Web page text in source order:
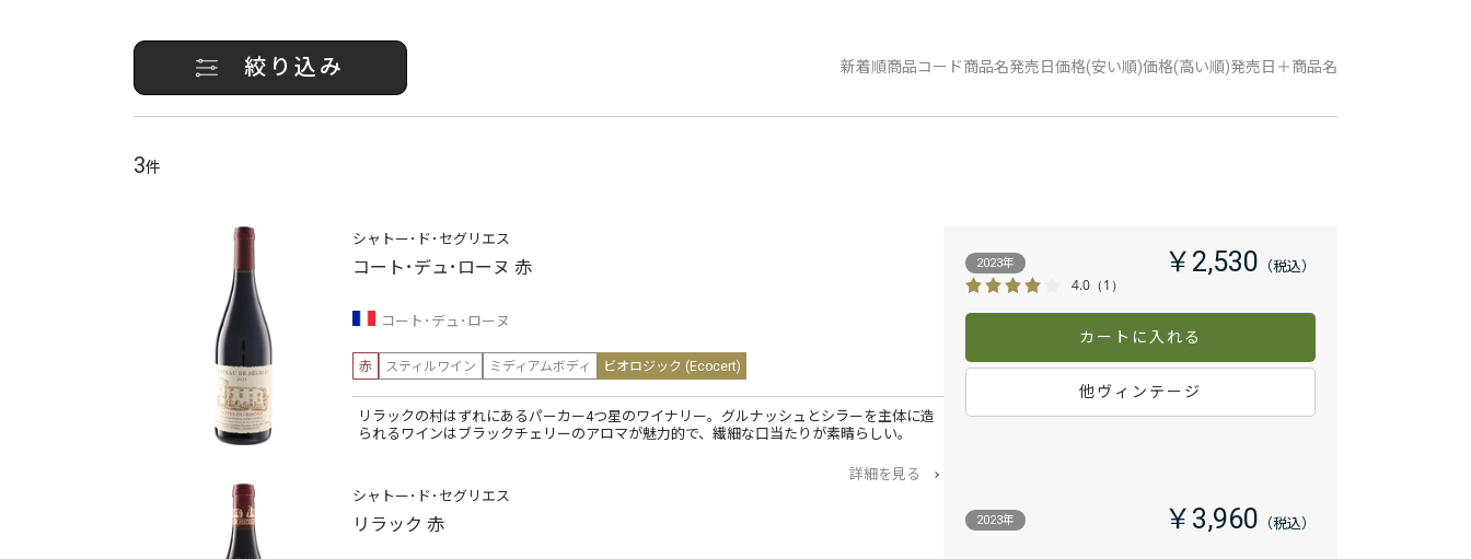
絞り込み 新着順商品コード商品名発売日価格(安い順)価格(高い順)発売日＋商品名
3件
シャトー･ド･セグリエス
コート･デュ･ローヌ 赤
コート･デュ･ローヌ
赤 スティルワイン ミディアムボディ ビオロジック (Ecocert)
リラックの村はずれにあるパーカー4つ星のワイナリー。グルナッシュとシラーを主体に造
られるワインはブラックチェリーのアロマが魅力的で、繊細な口当たりが素晴らしい。
詳細を見る
2023年 ￥2,530
4.0 （1）
カートに入れる
他ヴィンテージ
シャトー･ド･セグリエス
リラック 赤 2023年 ￥3,960